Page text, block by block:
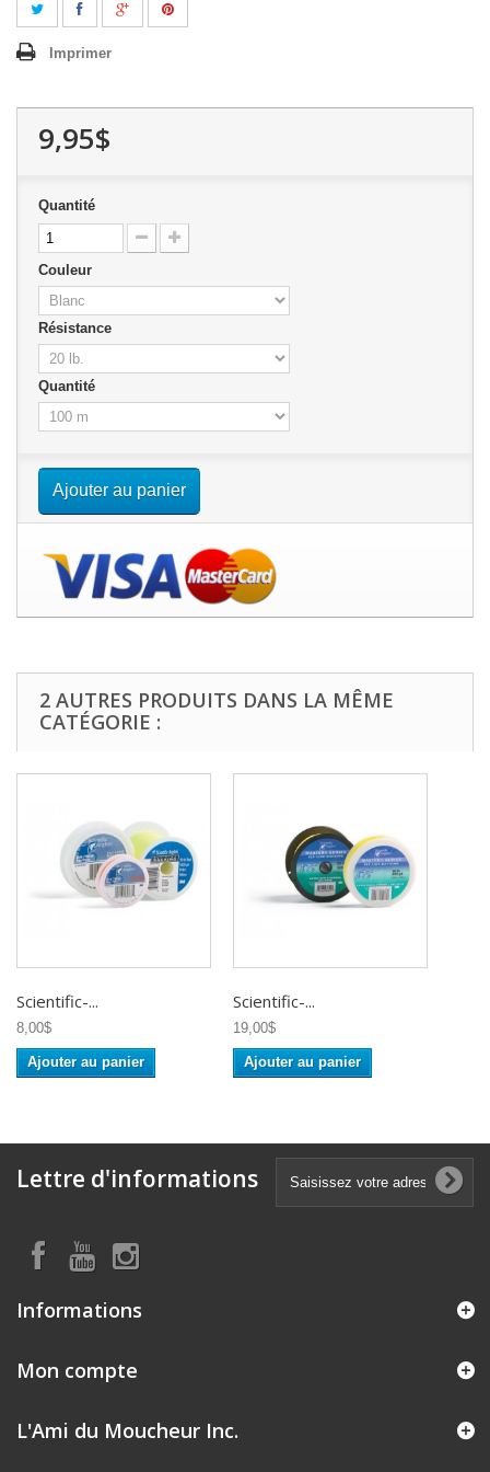
Imprimer
9,95$
Quantité
Couleur
Résistance
Quantité
Ajouter au panier
2 AUTRES PRODUITS DANS LA MÊME
CATÉGORIE :
Scientific-...
8,00$
Ajouter au panier
Scientific-...
19,00$
Ajouter au panier
Lettre d'informations
Informations
Mon compte
L'Ami du Moucheur Inc.